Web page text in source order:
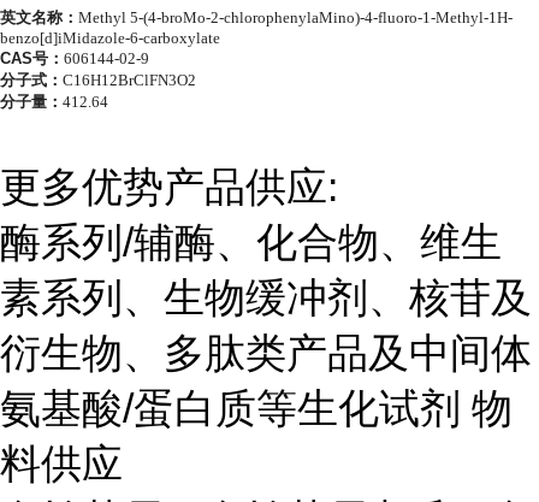
英文名称： Methyl 5-(4-broMo-2-chlorophenylaMino)-4-fluoro-1-Methyl-1H-
benzo[d]iMidazole-6-carboxylate
CAS号： 606144-02-9
分子式： C16H12BrClFN3O2
分子量： 412.64
更多优势产品供应:
酶系列/辅酶、化合物、维生
素系列、生物缓冲剂、核苷及
衍生物、多肽类产品及中间体
氨基酸/蛋白质等生化试剂 物
料供应